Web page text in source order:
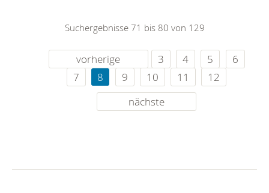
Suchergebnisse 71 bis 80 von 129
vorherige 3 4 5
6
7
8 9 10 11
12
nächste